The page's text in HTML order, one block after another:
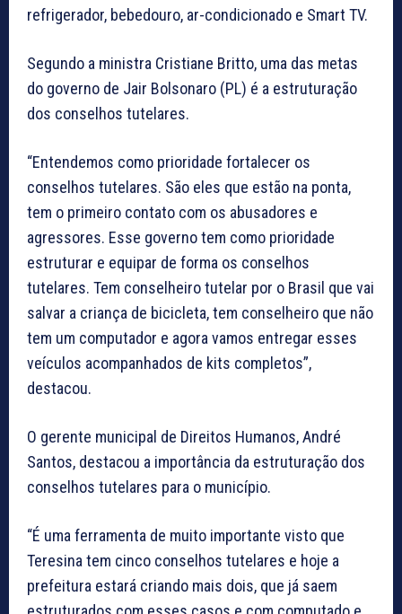
refrigerador, bebedouro, ar-condicionado e Smart TV.
Segundo a ministra Cristiane Britto, uma das metas
do governo de Jair Bolsonaro (PL) é a estruturação
dos conselhos tutelares.
“Entendemos como prioridade fortalecer os
conselhos tutelares. São eles que estão na ponta,
tem o primeiro contato com os abusadores e
agressores. Esse governo tem como prioridade
estruturar e equipar de forma os conselhos
tutelares. Tem conselheiro tutelar por o Brasil que vai
salvar a criança de bicicleta, tem conselheiro que não
tem um computador e agora vamos entregar esses
veículos acompanhados de kits completos”,
destacou.
O gerente municipal de Direitos Humanos, André
Santos, destacou a importância da estruturação dos
conselhos tutelares para o município.
“É uma ferramenta de muito importante visto que
Teresina tem cinco conselhos tutelares e hoje a
prefeitura estará criando mais dois, que já saem